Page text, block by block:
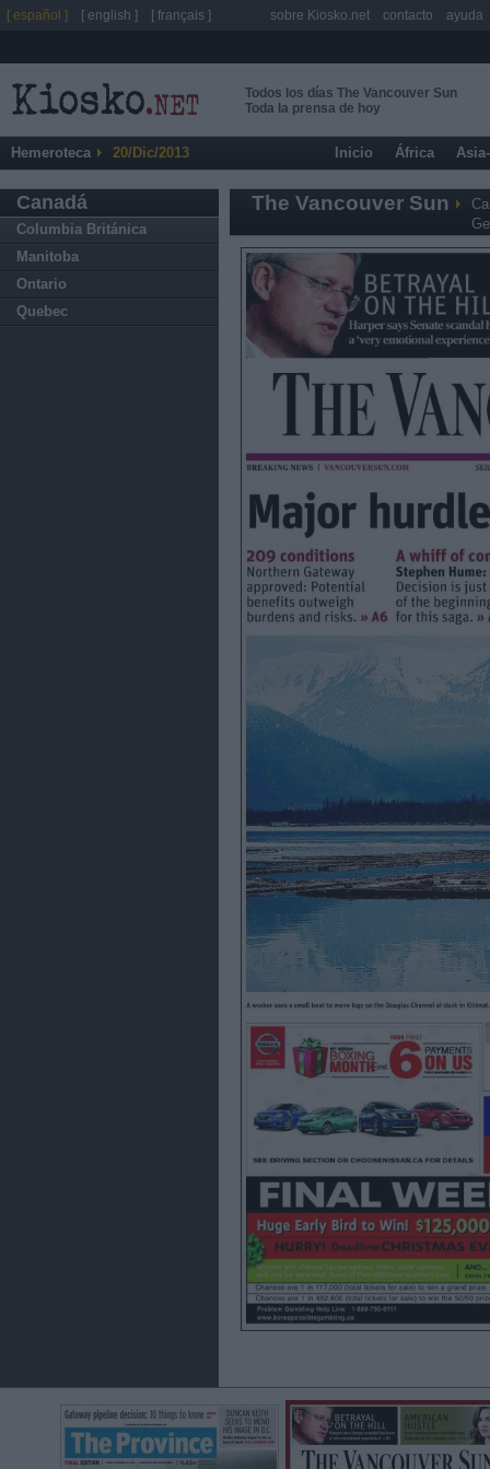
Todos los días The Vancouver Sun
Toda la prensa de hoy
Hemeroteca 20/Dic/2013 Inicio África
Canadá
Columbia Británica
Manitoba
Ontario
Quebec
The Vancouver Sun
[ español ] [ english ] [ français ] sobre Kiosko.net contacto ayuda